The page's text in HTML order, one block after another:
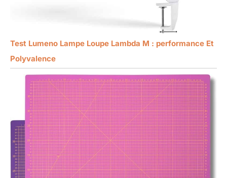
Test Lumeno Lampe Loupe Lambda M : performance Et
Polyvalence